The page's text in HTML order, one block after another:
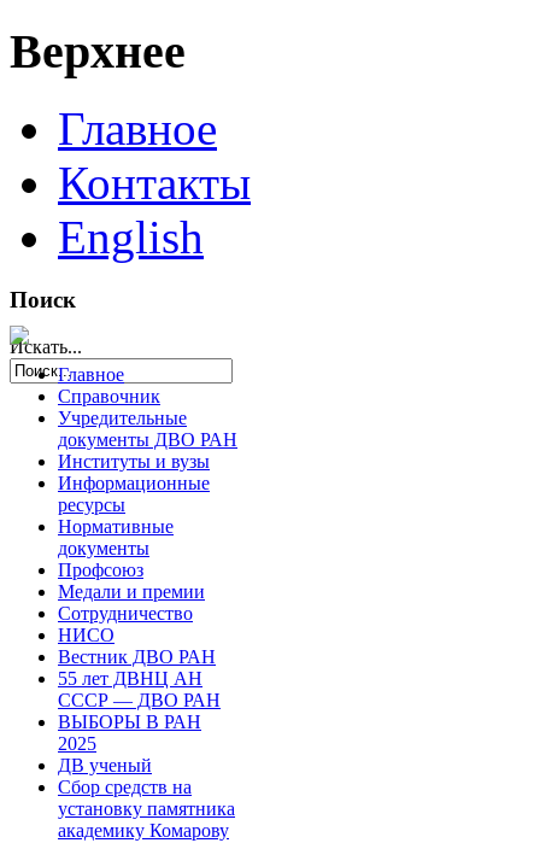
Верхнее
Главное
Контакты
English
Поиск
Искать...
Главное
Справочник
Учредительные
документы ДВО РАН
Институты и вузы
Информационные
ресурсы
Нормативные
документы
Профсоюз
Медали и премии
Сотрудничество
НИСО
Вестник ДВО РАН
55 лет ДВНЦ АН
СССР — ДВО РАН
ВЫБОРЫ В РАН
2025
ДВ ученый
Сбор средств на
установку памятника
академику Комарову